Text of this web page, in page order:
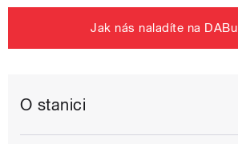
Jak nás naladíte na DABu
O stanici